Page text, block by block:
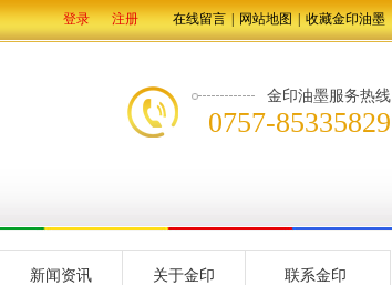
登录 注册 在线留言 网站地图 收藏金印油墨
金印油墨服务热线
0757-85335829
新闻资讯 关于金印 联系金印